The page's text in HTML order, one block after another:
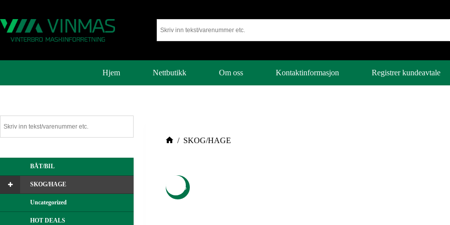
din er tom.
til
Hjem Nettbutikk Om oss Kontaktinformasjon Registrer kundeavtale
/ SKOG/HAGE
-30%
BÅT/BIL
SKOG/HAGE
Uncategorized
HOT DEALS